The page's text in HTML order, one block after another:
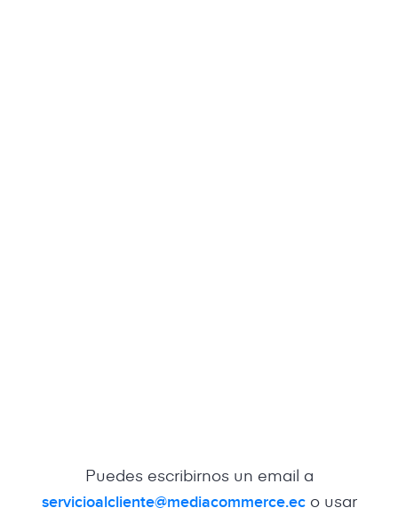
Puedes escribirnos un email a
servicioalcliente@mediacommerce.eco usar